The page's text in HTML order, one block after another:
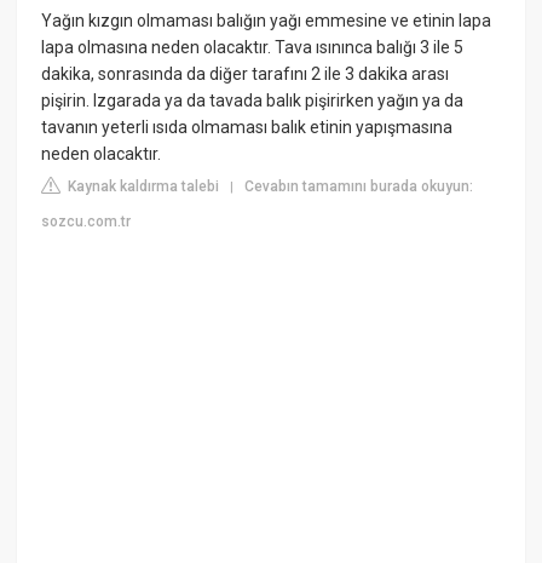
Yağın kızgın olmaması balığın yağı emmesine ve etinin lapa
lapa olmasına neden olacaktır. Tava ısınınca balığı 3 ile 5
dakika, sonrasında da diğer tarafını 2 ile 3 dakika arası
pişirin. Izgarada ya da tavada balık pişirirken yağın ya da
tavanın yeterli ısıda olmaması balık etinin yapışmasına
neden olacaktır.
Kaynak kaldırma talebi |Cevabın tamamını burada okuyun:
sozcu.com.tr